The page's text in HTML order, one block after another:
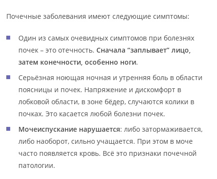
Почечные заболевания имеют следующие симптомы:
Один из самых очевидных симптомов при болезнях
почек – это отечность.Сначала “заплывает” лицо,
затем конечности, особенно ноги.
Серьёзная ноющая ночная и утренняя боль в области
поясницы и почек. Напряжение и дискомфорт в
лобковой области, в зоне бёдер, случаются колики в
почках. Это касается любой болезни почек.
Мочеиспускание нарушается: либо затормаживается,
либо наоборот, сильно учащается. При этом в моче
часто появляется кровь. Всё это признаки почечной
патологии.